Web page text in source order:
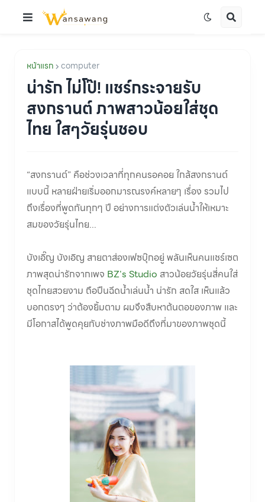
หน้าแรก computer
น่ารัก ไม่โป๊! แชร์กระจายรับ
สงกรานต์ ภาพสาวน้อยใส่ชุด
ไทย ใสๆวัยรุ่นชอบ
“สงกรานต์” คือช่วงเวลาที่ทุกคนรอคอย ใกล้สงกรานต์
แบบนี้ หลายฝ่ายเริ่มออกมารณรงค์หลายๆ เรื่อง รวมไป
ถึงเรื่องที่พูดกันทุกๆ ปี อย่างการแต่งตัวเล่นน้ำให้เหมาะ
สมของวัยรุ่นไทย...
บังเอิ๊ญ บังเอิญ สายตาส่องเฟซบุ๊กอยู่ พลันเห็นคนแชร์เซต
ภาพสุดน่ารักจากเพจ BZ's Studio สาวน้อยวัยรุ่นสี่คนใส่
ชุดไทยสวยงาม ถือปืนฉีดน้ำเล่นน้ำ น่ารัก สดใส เห็นแล้ว
บอกตรงๆ ว่าต้องยิ้มตาม ผมจึงสืบหาต้นตอของภาพ และ
มีโอกาสได้พูดคุยกับช่างภาพมือดีถึงที่มาของภาพชุดนี้